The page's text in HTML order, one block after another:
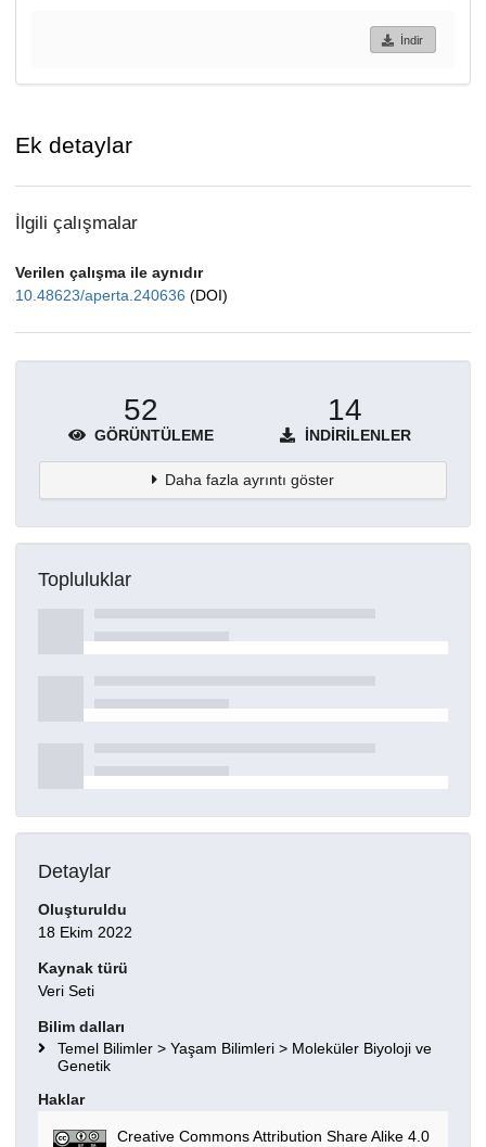
İndir
Ek detaylar
İlgili çalışmalar
Verilen çalışma ile aynıdır
10.48623/aperta.240636 (DOI)
52
GÖRÜNTÜLEME
14
İNDIRILENLER
Daha fazla ayrıntı göster
Topluluklar
Detaylar
Oluşturuldu
18 Ekim 2022
Kaynak türü
Veri Seti
Bilim dalları
Temel Bilimler > Yaşam Bilimleri > Moleküler Biyoloji ve
Genetik
Haklar
Creative Commons Attribution Share Alike 4.0